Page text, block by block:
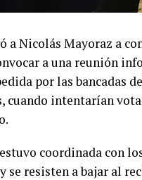
a Nicolás Mayoraz a
a una reunión
por las bancadas
cuando intentarían
coordinada con
resisten a bajar al